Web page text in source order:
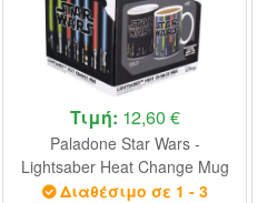
Τιμή: 12,60 €
Paladone Star Wars -
Lightsaber Heat Change Mug
DV (PP3699SW)
Διαθέσιμο σε 1 - 3